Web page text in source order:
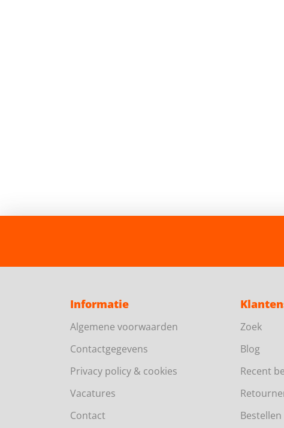
Informatie
Algemene voorwaarden
Contactgegevens
Privacy policy & cookies
Vacatures
Contact
Zoek
Blog
Recent
Bestellen